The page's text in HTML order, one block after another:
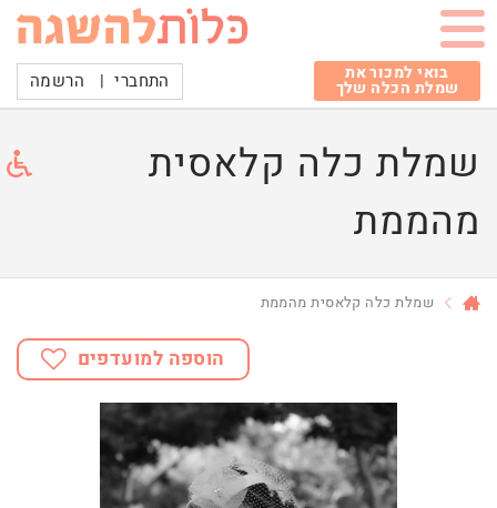
בואי למכור את
שמלת הכלה שלך התחברי | הרשמה
שמלת כלה קלאסית
מהממת
שמלת כלה קלאסית מהממת
הוספה למועדפים